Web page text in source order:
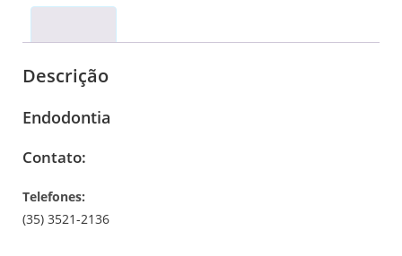
Descrição
Endodontia
Contato:
Telefones:
(35) 3521-2136